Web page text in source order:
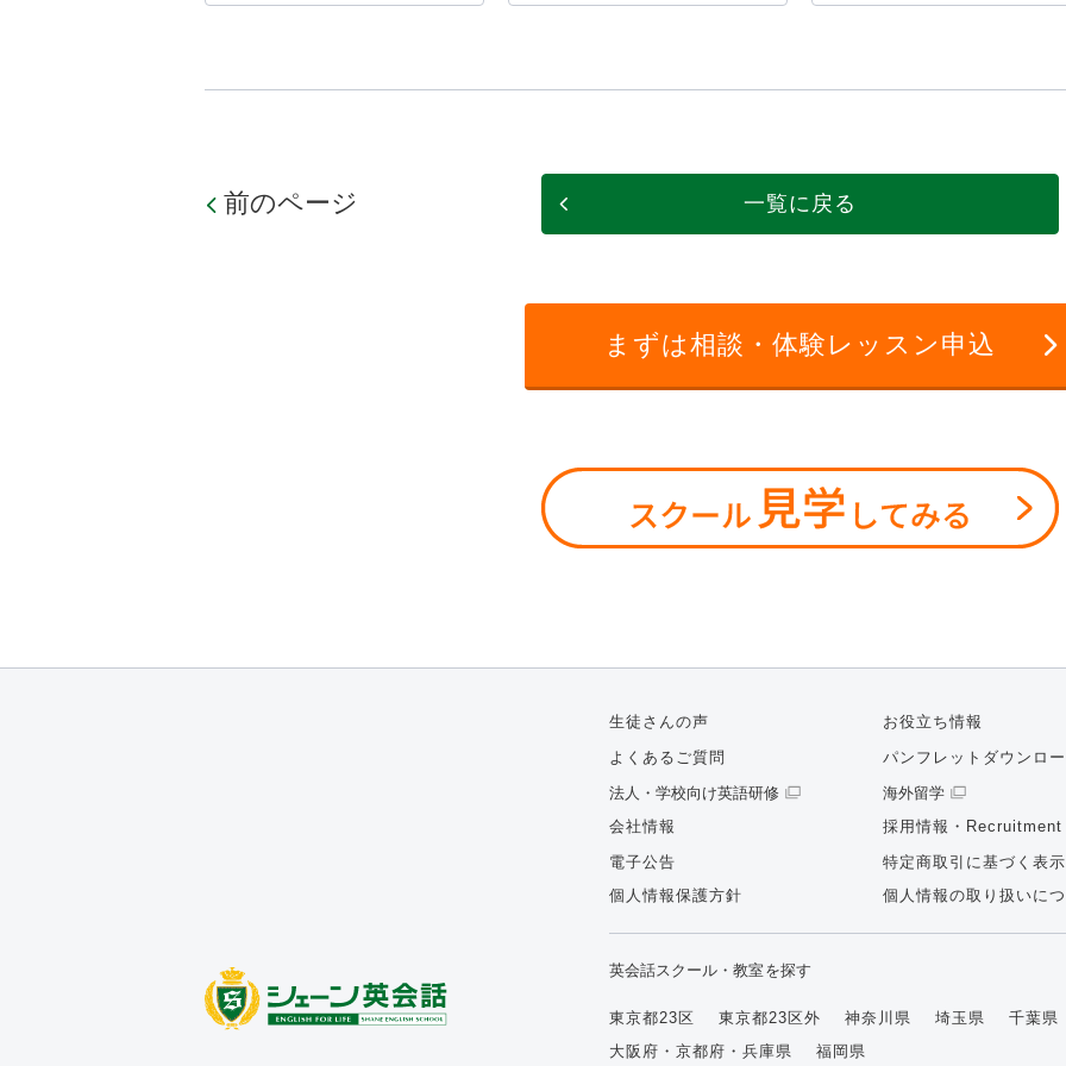
前のページ 一覧に戻る
まずは相談・体験レッスン申込
生徒さんの声 お役立ち情報
よくあるご質問
パンフレットダウンロ
法人・学校向け英語研修
海外留学
会社情報
採用情報・Recruitment
電子公告
特定商取引に基づく表示
個人情報保護方針
個人情報の取り扱いに
英会話スクール・教室を探す
東京都23区 東京都23区外 神奈川県 埼玉県 千葉県
大阪府・京都府・兵庫県
福岡県